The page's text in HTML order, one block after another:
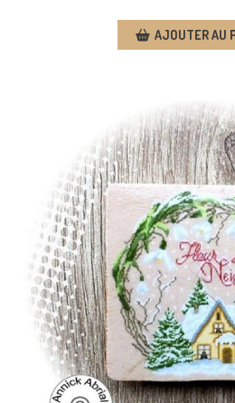
AJOUTER AU